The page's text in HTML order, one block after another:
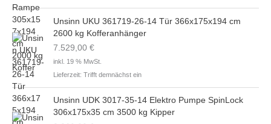
Unsinn UKU 361719-26-14 Tür 366x175x194 cm
2600 kg Kofferanhänger
7.529,00€
inkl. 19 % MwSt.
Lieferzeit:Trifft demnächst ein
Unsinn UDK 3017-35-14 Elektro Pumpe SpinLock
306x175x35 cm 3500 kg Kipper